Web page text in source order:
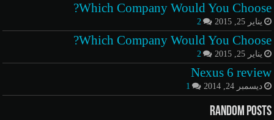
Which Company Would You Choose?
يناير 25, 2015 2
Which Company Would You Choose?
يناير 25, 2015 2
Nexus 6 review
ديسمبر 24, 2014 1
Random Posts